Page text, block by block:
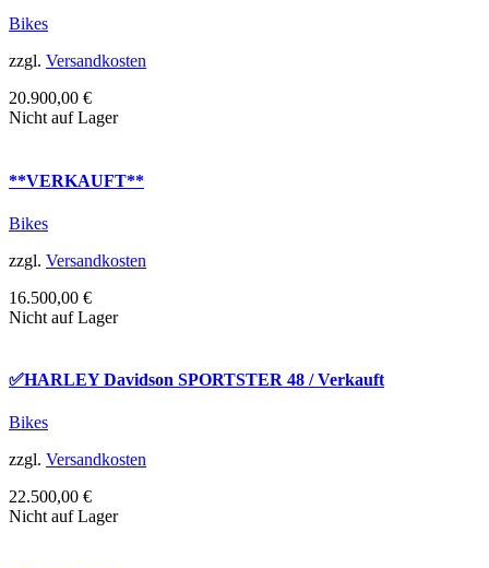
Bikes
zzgl. Versandkosten
20.900,00 €
Nicht auf Lager
**VERKAUFT**
Bikes
zzgl. Versandkosten
16.500,00 €
Nicht auf Lager
✅HARLEY Davidson SPORTSTER 48 / Verkauft
Bikes
zzgl. Versandkosten
22.500,00 €
Nicht auf Lager